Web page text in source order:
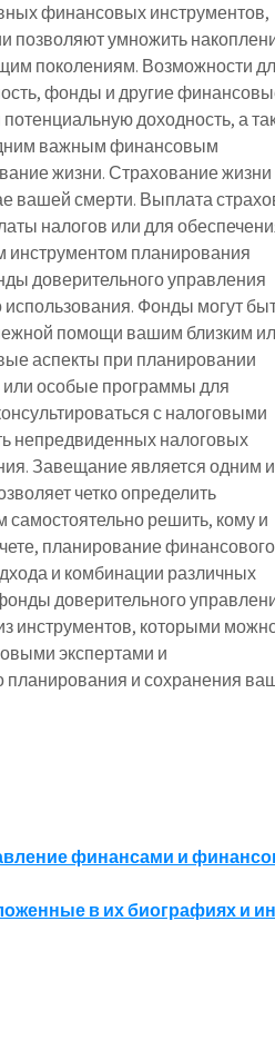
финансовых инструментов,
позволяют умножить
поколениям. Возможности
фонды и другие
доходность, а
важным финансовым
жизни. Страхование жизни
вашей смерти. Выплата
налогов или для
планирования
доверительного управления
Фонды могут
помощи вашим близким
аспекты при планировании
или особые программы для
с налоговыми
непредвиденных налоговых
Завещание является одним
четко определить
решить, кому и
планирование финансового
и комбинации различных
доверительного
инструментов, которыми
экспертами и
и сохранения
финансами и
в их биографиях и